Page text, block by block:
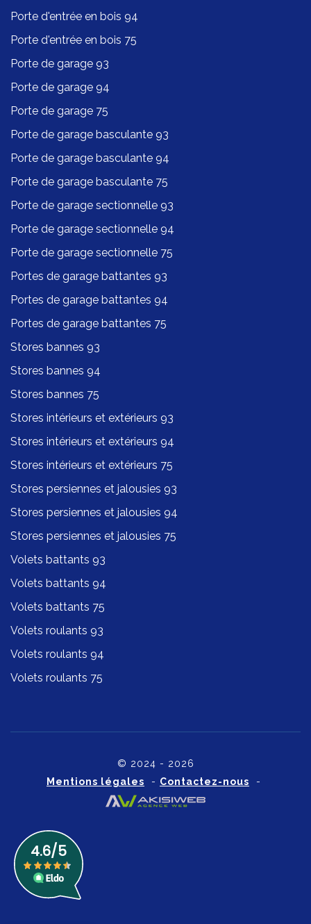
Porte d'entrée en bois 94
Porte d'entrée en bois 75
Porte de garage 93
Porte de garage 94
Porte de garage 75
Porte de garage basculante 93
Porte de garage basculante 94
Porte de garage basculante 75
Porte de garage sectionnelle 93
Porte de garage sectionnelle 94
Porte de garage sectionnelle 75
Portes de garage battantes 93
Portes de garage battantes 94
Portes de garage battantes 75
Stores bannes 93
Stores bannes 94
Stores bannes 75
Stores intérieurs et extérieurs 93
Stores intérieurs et extérieurs 94
Stores intérieurs et extérieurs 75
Stores persiennes et jalousies 93
Stores persiennes et jalousies 94
Stores persiennes et jalousies 75
Volets battants 93
Volets battants 94
Volets battants 75
Volets roulants 93
Volets roulants 94
Volets roulants 75
© 2024 - 2026
Mentions légales - Contactez-nous -